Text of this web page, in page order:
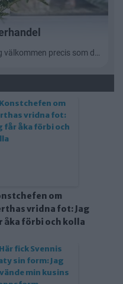
om
vridna fot: Jag
åka förbi och kolla